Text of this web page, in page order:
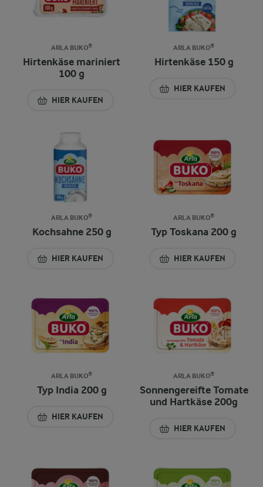
ARLA BUKO®
Hirtenkäse mariniert
100 g
HIER KAUFEN
ARLA BUKO®
Hirtenkäse 150 g
HIER KAUFEN
ARLA BUKO®
Kochsahne 250 g
HIER KAUFEN
ARLA BUKO®
Typ Toskana 200 g
HIER KAUFEN
ARLA BUKO®
Typ India 200 g
HIER KAUFEN
ARLA BUKO®
Sonnengereifte Tomate
und Hartkäse 200g
HIER KAUFEN